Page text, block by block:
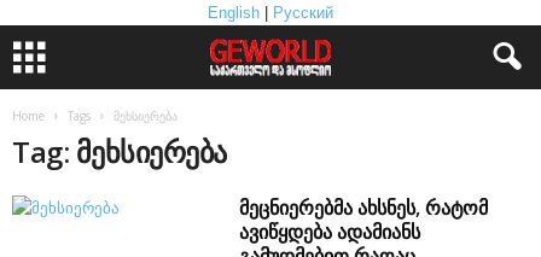
English Русский
Home Tags მეხსიერება
Tag: მეხსიერება
მეცნიერებმა ახსნეს, რატომ
ავიწყდება ადამიანს